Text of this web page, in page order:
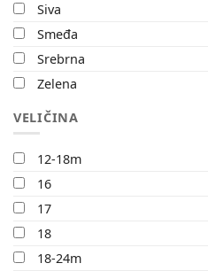
Siva
Smeđa
Srebrna
Zelena
Zlata
Šareno
Žuta
VELIČINA
12-18m
16
17
18
18-24m